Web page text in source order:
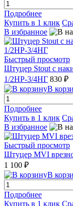
Подробнее
Купить в 1 клик
В избранное
Быстрый просмотр
Штуцер Stout с
1/2НР-3/4НГ 830 ₽
В
Подробнее
Купить в 1 клик
В избранное
Быстрый просмотр
Штуцер MVI
1 100 ₽
В
Подробнее
Купить в 1 клик